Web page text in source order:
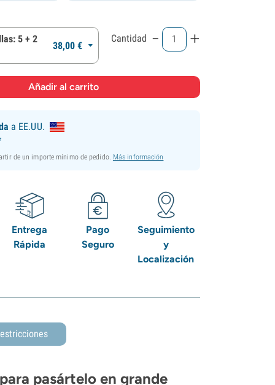
5 + 2
38,00 €
Cantidad - +
a EE.UU.
de un importe mínimo de pedido. Más información
Entrega
Rápida
Pago
Seguro
Seguimiento
y
Localización
pasártelo en grande